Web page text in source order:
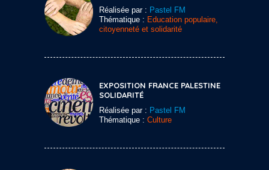
Réalisée par : Pastel FM
Thématique : Education populaire,
citoyenneté et solidarité
EXPOSITION FRANCE PALESTINE
SOLIDARITÉ
Réalisée par : Pastel FM
Thématique : Culture